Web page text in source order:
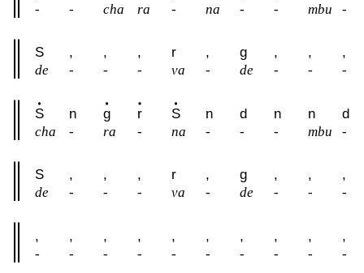
- - cha ra - na - - mbu -
S , , , r , g , , ,
de - - - va - de - - -
S n g r S n d n n d
cha - ra - na - - - mbu -
S , , , r , g , , ,
de - - - va - de - - -
, , , , , , , , , ,
- - - - - - - - - -